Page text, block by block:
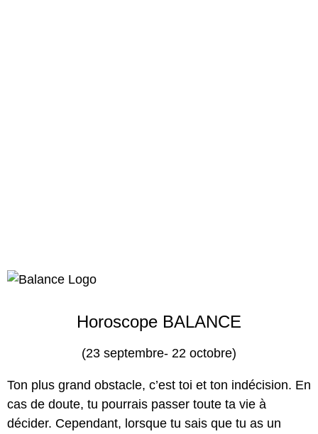
Horoscope BALANCE
(23 septembre- 22 octobre)
Ton plus grand obstacle, c’est toi et ton indécision. En
cas de doute, tu pourrais passer toute ta vie à
décider. Cependant, lorsque tu sais que tu as un